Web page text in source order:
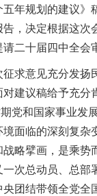
年规划的建议》
，决定根据这次
二十届四中全会
意见充分发扬
建议稿给予充分
党和国家事业发
面临的深刻复杂
略擘画，是乘势
次总动员、总部
团结带领全党全